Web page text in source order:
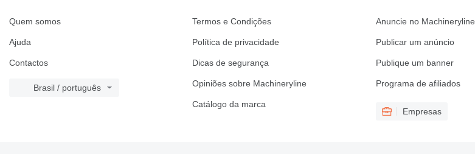
Quem somos
Ajuda
Contactos
Brasil / português
Termos e Condições
Política de privacidade
Dicas de segurança
Opiniões sobre Machineryline
Catálogo da marca
Anuncie no Machineryline
Publicar um anúncio
Publique um banner
Programa de afiliados
Empresas